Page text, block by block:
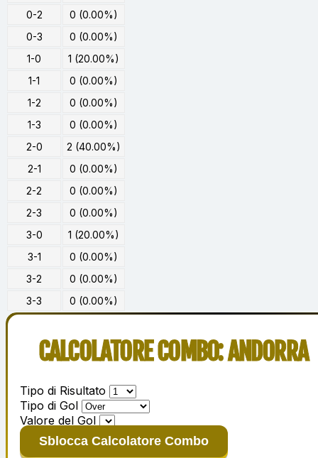
0-2
0 (0.00%)
0-3
0 (0.00%)
1-0
1 (20.00%)
1-1
0 (0.00%)
1-2
0 (0.00%)
1-3
0 (0.00%)
2-0
2 (40.00%)
2-1
0 (0.00%)
2-2
0 (0.00%)
2-3
0 (0.00%)
3-0
1 (20.00%)
3-1
0 (0.00%)
3-2
0 (0.00%)
3-3
0 (0.00%)
CALCOLATORE COMBO: ANDORRA
Tipo di Risultato
Tipo di Gol
Valore del Gol
Sblocca Calcolatore Combo